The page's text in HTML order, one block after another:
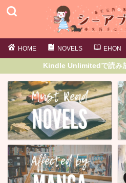
HOME NOVELS EHON
Kindle Unlimitedで読み